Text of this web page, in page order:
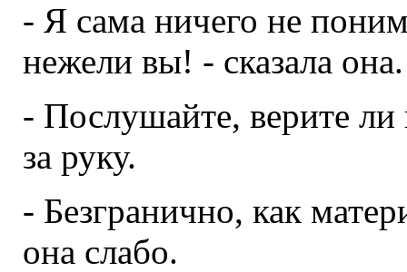
- Я сама ничего не
нежели вы! - сказала она.
- Послушайте, верите ли
за руку.
- Безгранично, как
она слабо.